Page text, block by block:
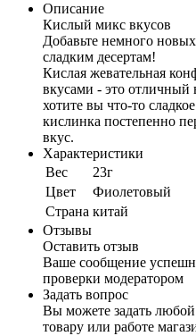
Описание
Кислый микс вкусов
Добавьте немного
сладким десертам!
Кислая жевательная
вкусами - это отличный
хотите вы что-то
кислинка постепенно
вкус.
Характеристики
Вес
23г
Цвет
Фиолетовый
Cтрана китай
Отзывы
Оставить отзыв
Ваше сообщение
проверки модератором
Задать вопрос
Вы можете задать
товару или работе